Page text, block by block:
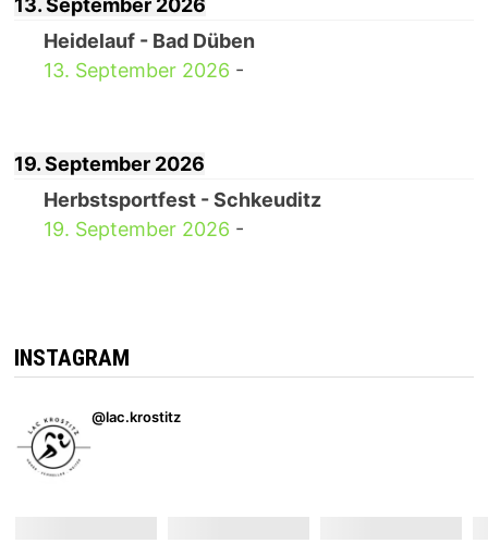
13. September 2026
Heidelauf - Bad Düben
13. September 2026 -
19. September 2026
Herbstsportfest - Schkeuditz
19. September 2026 -
INSTAGRAM
@lac.krostitz